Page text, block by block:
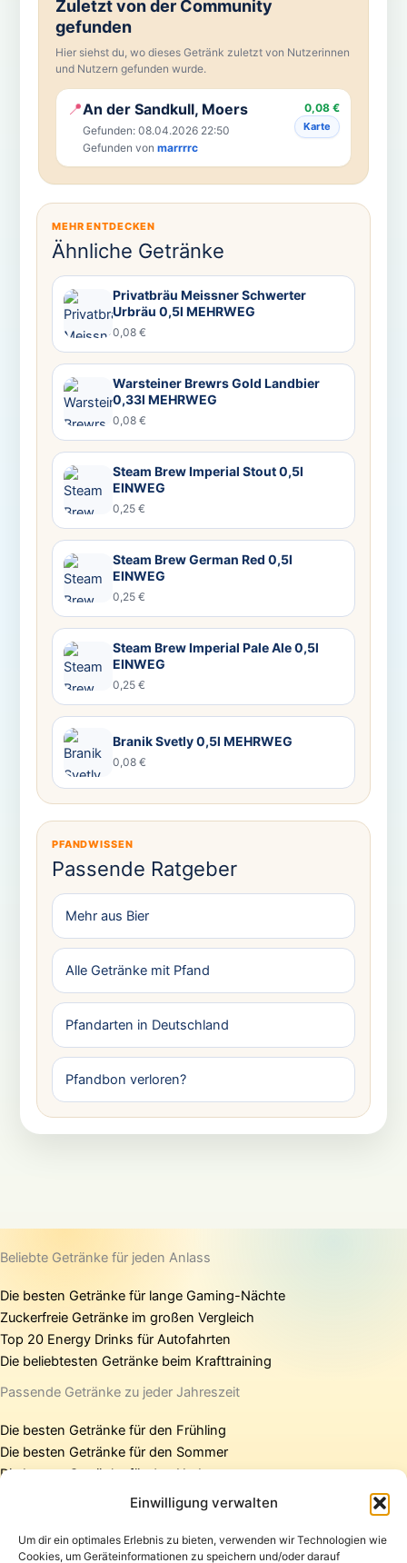
Einwilligung verwalten
Um dir ein optimales Erlebnis zu bieten, verwenden wir Technologien wie
Cookies, um Geräteinformationen zu speichern und/oder darauf
Zuletzt von der Community
gefunden
Hier siehst du, wo dieses Getränk zuletzt von Nutzerinnen
und Nutzern gefunden wurde.
📍An der Sandkull, Moers
Gefunden: 08.04.2026 22:50
Gefunden von marrrrc
0,08 €
Karte
MEHR ENTDECKEN
Ähnliche Getränke
Privatbräu Meissner Schwerter
Urbräu 0,5l MEHRWEG
0,08 €
Warsteiner Brewrs Gold Landbier
0,33l MEHRWEG
0,08 €
Steam Brew Imperial Stout 0,5l
EINWEG
0,25 €
Steam Brew German Red 0,5l
EINWEG
0,25 €
Steam Brew Imperial Pale Ale 0,5l
EINWEG
0,25 €
Branik Svetly 0,5l MEHRWEG
0,08 €
PFANDWISSEN
Passende Ratgeber
Mehr aus Bier
Alle Getränke mit Pfand
Pfandarten in Deutschland
Pfandbon verloren?
Beliebte Getränke für jeden Anlass
Die besten Getränke für lange Gaming-Nächte
Zuckerfreie Getränke im großen Vergleich
Top 20 Energy Drinks für Autofahrten
Die beliebtesten Getränke beim Krafttraining
Passende Getränke zu jeder Jahreszeit
Die besten Getränke für den Frühling
Die besten Getränke für den Sommer
Die besten Getränke für den Herbst
Die besten Getränke für den Winter